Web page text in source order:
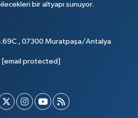
bir altyapı sunuyor.
, 07300 Muratpaşa/Antalya
[email protected]